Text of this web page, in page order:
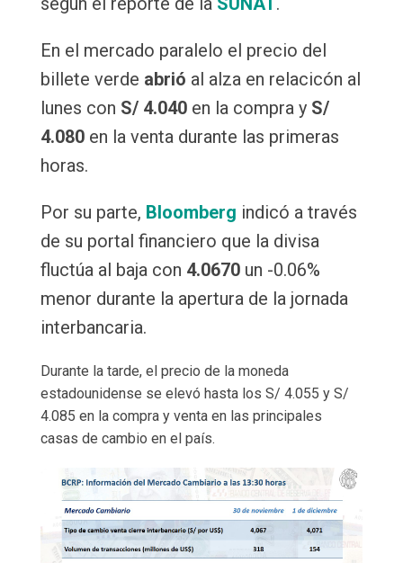
En el mercado paralelo el precio del
billete verde abrió al alza en relacicón al
lunes con S/ 4.040 en la compra y S/
4.080 en la venta durante las primeras
horas.
Por su parte, Bloomberg indicó a través
de su portal financiero que la divisa
fluctúa al baja con 4.0670 un -0.06%
menor durante la apertura de la jornada
interbancaria.
Durante la tarde, el precio de la moneda
estadounidense se elevó hasta los S/ 4.055 y S/
4.085 en la compra y venta en las principales
casas de cambio en el país.